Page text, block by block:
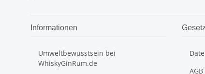
Informationen
Umweltbewusstsein bei
WhiskyGinRum.de
AGB